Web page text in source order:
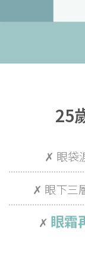
25
✗ 眼袋
✗ 眼下三
✗ 眼霜